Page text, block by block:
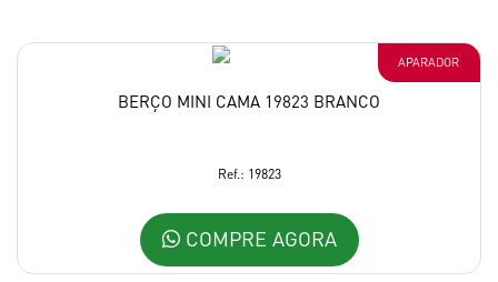
APARADOR
BERÇO MINI CAMA 19823 BRANCO
Ref.: 19823
COMPRE AGORA